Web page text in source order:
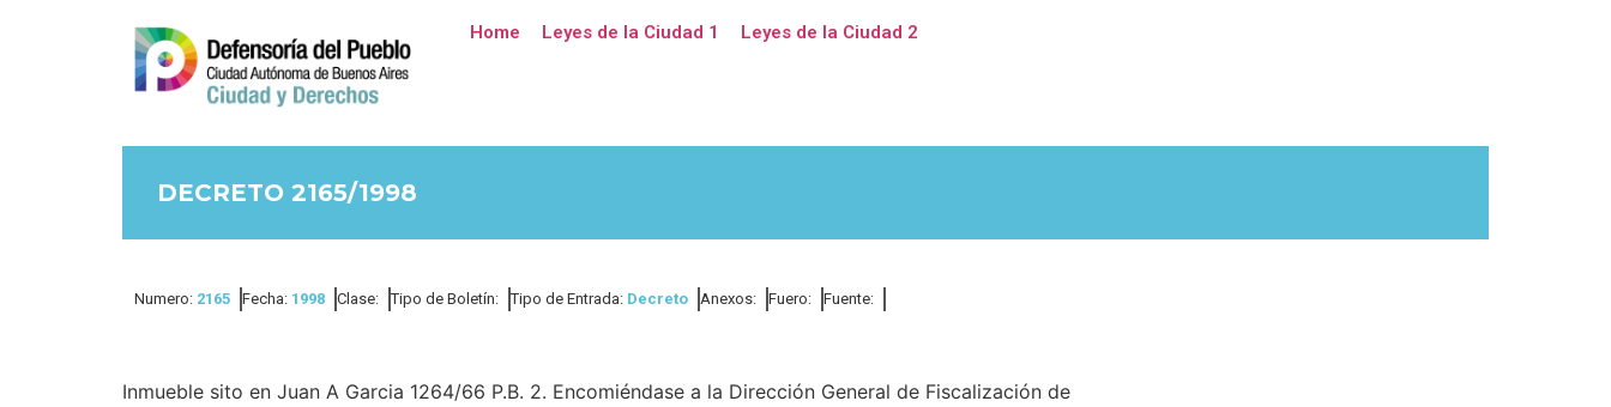
Home Leyes de la Ciudad 1 Leyes de la Ciudad 2
DECRETO 2165/1998
Numero: 2165 Fecha: 1998 Clase: Tipo de Boletín: Tipo de Entrada: Decreto Anexos: Fuero: Fuente:
Inmueble sito en Juan A Garcia 1264/66 P.B. 2. Encomiéndase a la Dirección General de Fiscalización de